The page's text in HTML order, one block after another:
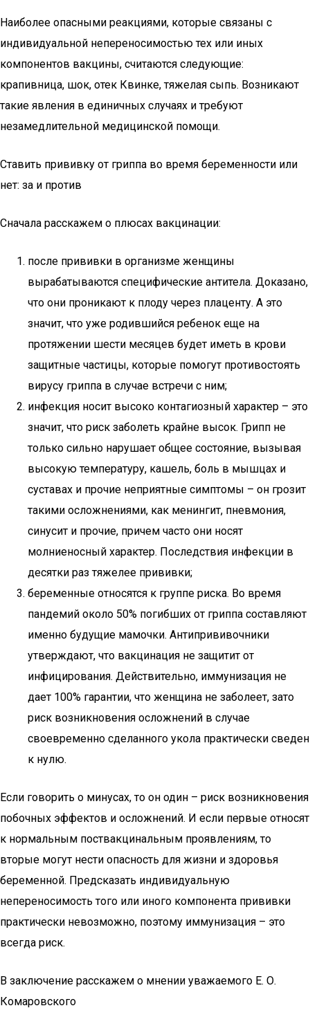
Наиболее опасными реакциями, которые связаны с
индивидуальной непереносимостью тех или иных
компонентов вакцины, считаются следующие:
крапивница, шок, отек Квинке, тяжелая сыпь. Возникают
такие явления в единичных случаях и требуют
незамедлительной медицинской помощи.
Ставить прививку от гриппа во время беременности или
нет: за и против
Сначала расскажем о плюсах вакцинации:
после прививки в организме женщины
вырабатываются специфические антитела. Доказано,
что они проникают к плоду через плаценту. А это
значит, что уже родившийся ребенок еще на
протяжении шести месяцев будет иметь в крови
защитные частицы, которые помогут противостоять
вирусу гриппа в случае встречи с ним;
инфекция носит высоко контагиозный характер – это
значит, что риск заболеть крайне высок. Грипп не
только сильно нарушает общее состояние, вызывая
высокую температуру, кашель, боль в мышцах и
суставах и прочие неприятные симптомы – он грозит
такими осложнениями, как менингит, пневмония,
синусит и прочие, причем часто они носят
молниеносный характер. Последствия инфекции в
десятки раз тяжелее прививки;
беременные относятся к группе риска. Во время
пандемий около 50% погибших от гриппа составляют
именно будущие мамочки. Антипрививочники
утверждают, что вакцинация не защитит от
инфицирования. Действительно, иммунизация не
дает 100% гарантии, что женщина не заболеет, зато
риск возникновения осложнений в случае
своевременно сделанного укола практически сведен
к нулю.
Если говорить о минусах, то он один – риск возникновения
побочных эффектов и осложнений. И если первые относят
к нормальным поствакцинальным проявлениям, то
вторые могут нести опасность для жизни и здоровья
беременной. Предсказать индивидуальную
непереносимость того или иного компонента прививки
практически невозможно, поэтому иммунизация – это
всегда риск.
В заключение расскажем о мнении уважаемого Е. О.
Комаровского